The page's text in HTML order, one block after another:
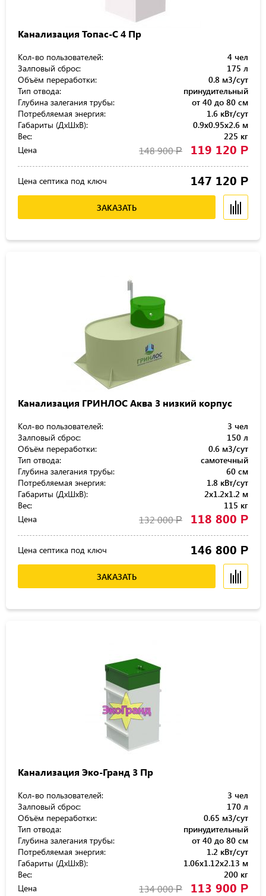
Канализация Топас-С 4 Пр
Кол-во пользователей:
4 чел
Залповый сброс:
175 л
Объём переработки:
0.8 м3/сут
Тип отвода:
принудительный
Глубина залегания трубы:
от 40 до 80 см
Потребляемая энергия:
1.6 кВт/сут
Габариты (ДхШхВ):
0.9x0.95x2.6 м
Вес:
225 кг
Цена
148 900Р 119 120 Р
Цена септика под ключ 147 120 Р
ЗАКАЗАТЬ
Канализация ГРИНЛОС Аква 3 низкий корпус
Кол-во пользователей:
3 чел
Залповый сброс:
150 л
Объём переработки:
0.6 м3/сут
Тип отвода:
самотечный
Глубина залегания трубы:
60 см
Потребляемая энергия:
1.8 кВт/сут
Габариты (ДхШхВ):
2x1.2x1.2 м
Вес:
115 кг
Цена
132 000Р 118 800 Р
Цена септика под ключ 146 800 Р
ЗАКАЗАТЬ
Канализация Эко-Гранд 3 Пр
Кол-во пользователей:
3 чел
Залповый сброс:
170 л
Объём переработки:
0.65 м3/сут
Тип отвода:
принудительный
Глубина залегания трубы:
от 40 до 80 см
Потребляемая энергия:
1.2 кВт/сут
Габариты (ДхШхВ):
1.06x1.12x2.13 м
Вес:
200 кг
Цена
134 000Р 113 900 Р